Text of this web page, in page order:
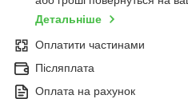
Детальніше
Оплатити частинами
Післяплата
Оплата на рахунок